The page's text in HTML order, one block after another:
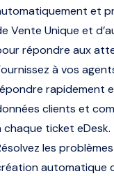
et
Vente Unique et
répondre aux
à vos
rapidement
clients et
chaque ticket eDesk.
les
automatique